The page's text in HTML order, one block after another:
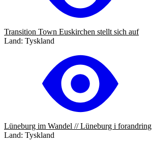
Transition Town Euskirchen stellt sich auf
Land: Tyskland
Lüneburg im Wandel // Lüneburg i forandring
Land: Tyskland